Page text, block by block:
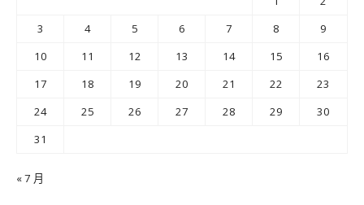
3
4 5 6 7 8
9
10
11 12 13 14 15
16
17
18 19 20 21 22
23
24
25 26 27 28 29
30
31
« 7 月